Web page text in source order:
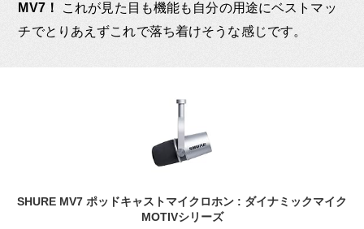
MV7！
これが見た目も機能も自分の用途にベストマッ
チでとりあえずこれで落ち着けそうな感じです。
SHURE MV7 ポッドキャストマイクロホン : ダイナミックマイク
MOTIVシリーズ